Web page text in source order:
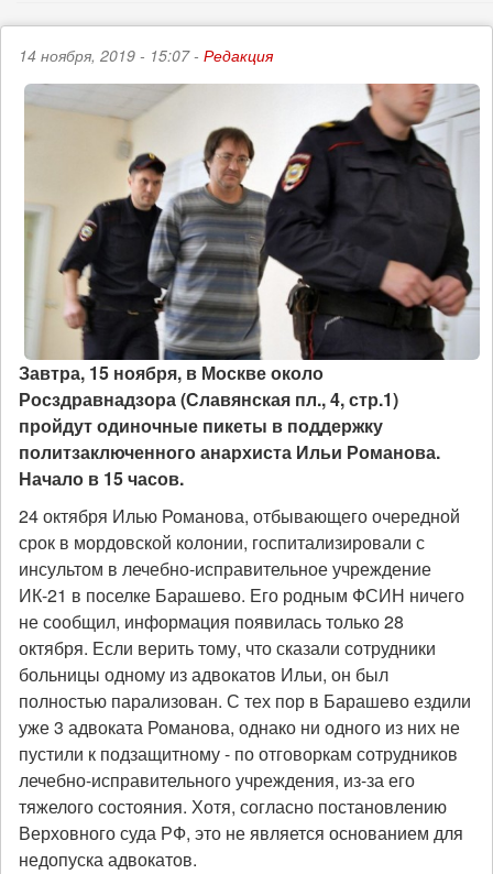
14 ноября, 2019 - 15:07 - Редакция
Завтра, 15 ноября, в Москве около
Росздравнадзора (Славянская пл., 4, стр.1)
пройдут одиночные пикеты в поддержку
политзаключенного анархиста Ильи Романова.
Начало в 15 часов.
24 октября Илью Романова, отбывающего очередной
срок в мордовской колонии, госпитализировали с
инсультом в лечебно-исправительное учреждение
ИК-21 в поселке Барашево. Его родным ФСИН ничего
не сообщил, информация появилась только 28
октября. Если верить тому, что сказали сотрудники
больницы одному из адвокатов Ильи, он был
полностью парализован. С тех пор в Барашево ездили
уже 3 адвоката Романова, однако ни одного из них не
пустили к подзащитному - по отговоркам сотрудников
лечебно-исправительного учреждения, из-за его
тяжелого состояния. Хотя, согласно постановлению
Верховного суда РФ, это не является основанием для
недопуска адвокатов.